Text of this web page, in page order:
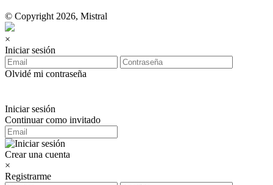
© Copyright 2026, Mistral
×
Iniciar sesión
Olvidé mi contraseña
Iniciar sesión
Continuar como invitado
Crear una cuenta
×
Registrarme